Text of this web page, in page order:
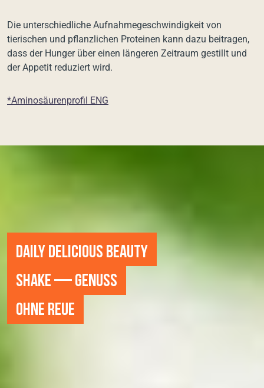
Die unterschiedliche Aufnahmegeschwindigkeit von
tierischen und pflanzlichen Proteinen kann dazu beitragen,
dass der Hunger über einen längeren Zeitraum gestillt und
der Appetit reduziert wird.
*Aminosäurenprofil ENG
DAILY DELICIOUS BEAUTY
SHAKE — GENUSS
OHNE REUE